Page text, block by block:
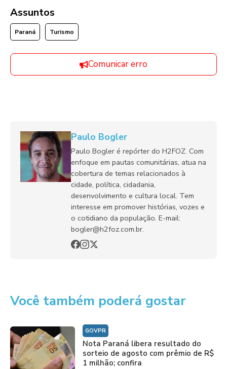
Assuntos
Paraná Turismo
Comunicar erro
Paulo Bogler
Paulo Bogler é repórter do H2FOZ. Com
enfoque em pautas comunitárias, atua na
cobertura de temas relacionados à
cidade, política, cidadania,
desenvolvimento e cultura local. Tem
interesse em promover histórias, vozes e
o cotidiano da população. E-mail:
bogler@h2foz.com.br.
Você também poderá gostar
GOVPR
Nota Paraná libera resultado do
sorteio de agosto com prêmio de R$
1 milhão; confira